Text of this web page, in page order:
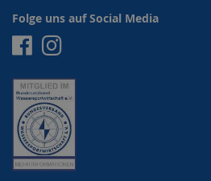
Folge uns auf Social Media
Facebook
Instagram